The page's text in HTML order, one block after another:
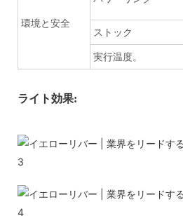
環境と安全
ストック
実行温度。
ライト効果: